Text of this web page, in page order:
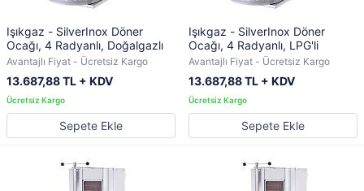
Işıkgaz - SilverInox Döner
Ocağı, 4 Radyanlı, Doğalgazlı
Avantajlı Fiyat - Ücretsiz Kargo
13.687,88 TL + KDV
Sepete Ekle
Işıkgaz - SilverInox Döner
Ocağı, 4 Radyanlı, LPG'li
Avantajlı Fiyat - Ücretsiz Kargo
13.687,88 TL + KDV
Sepete Ekle